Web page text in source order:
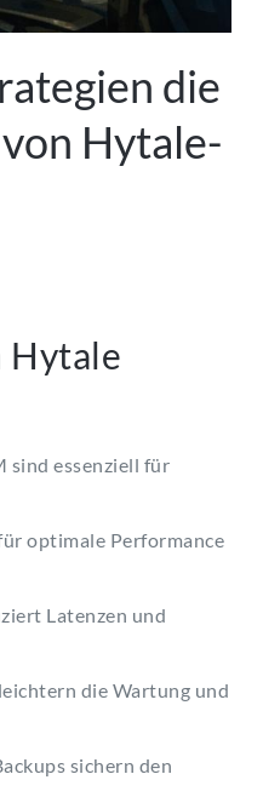
die
Hytale-
Hytale
sind essenziell für
optimale Performance
Latenzen und
die Wartung und
sichern den